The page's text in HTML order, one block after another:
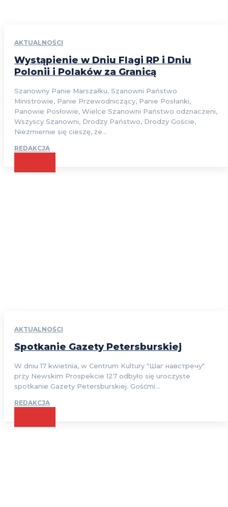
AKTUALNOŚCI
Wystąpienie w Dniu Flagi RP i Dniu
Polonii i Polaków za Granicą
Szanowny Panie Marszałku, Szanowni Państwo
Ministrowie, Panie Przewodniczący, Panie Posłanki,
Panowie Posłowie, Wielce Szanowni Państwo odznaczeni,
Wszyscy Szanowni, Drodzy Państwo, Drodzy Goście,
Niezmiernie się cieszę, że...
REDAKCJA
AKTUALNOŚCI
Spotkanie Gazety Petersburskiej
W dniu 17 kwietnia, w Centrum Kultury "Шаг навстречу"
przy Newskim Prospekcie 127 odbyło się uroczyste
spotkanie Gazety Petersburskiej. Gośćmi...
REDAKCJA